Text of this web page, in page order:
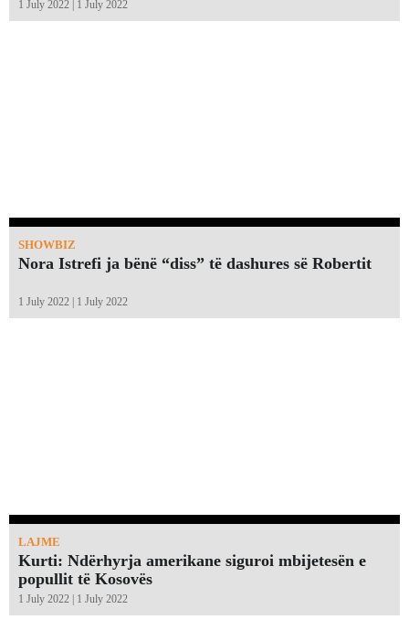
1 July 2022 | 1 July 2022
SHOWBIZ
Nora Istrefi ja bënë “diss” të dashures së Robertit
1 July 2022 | 1 July 2022
LAJME
Kurti: Ndërhyrja amerikane siguroi mbijetesën e
popullit të Kosovës
1 July 2022 | 1 July 2022